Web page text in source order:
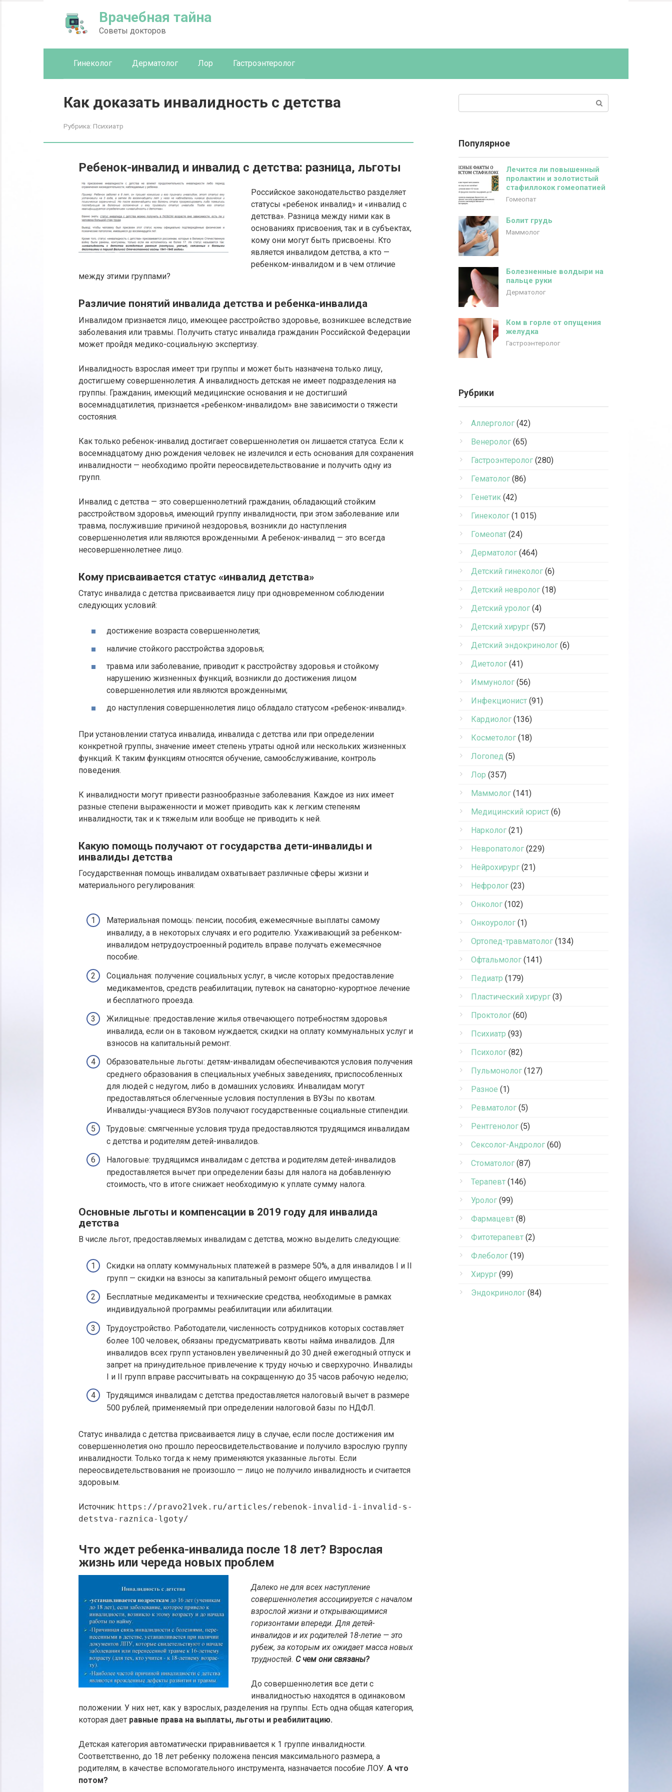
Врачебная тайна
Советы докторов
Гинеколог Дерматолог Лор Гастроэнтеролог
Как доказать инвалидность с детства
Рубрика: Психиатр
Ребенок-инвалид и инвалид с детства: разница, льготы
Российское законодательство разделяет
статусы «ребенок инвалид» и «инвалид с
детства». Разница между ними как в
основаниях присвоения, так и в субъектах,
кому они могут быть присвоены. Кто
является инвалидом детства, а кто —
ребенком-инвалидом и в чем отличие
между этими группами?
Различие понятий инвалида детства и ребенка-инвалида
Инвалидом признается лицо, имеющее расстройство здоровье, возникшее вследствие
заболевания или травмы. Получить статус инвалида гражданин Российской Федерации
может пройдя медико-социальную экспертизу.
Инвалидность взрослая имеет три группы и может быть назначена только лицу,
достигшему совершеннолетия. А инвалидность детская не имеет подразделения на
группы. Гражданин, имеющий медицинские основания и не достигший
восемнадцатилетия, признается «ребенком-инвалидом» вне зависимости о тяжести
состояния.
Как только ребенок-инвалид достигает совершеннолетия он лишается статуса. Если к
восемнадцатому дню рождения человек не излечился и есть основания для сохранения
инвалидности — необходимо пройти переосвидетельствование и получить одну из
групп.
Инвалид с детства — это совершеннолетний гражданин, обладающий стойким
расстройством здоровья, имеющий группу инвалидности, при этом заболевание или
травма, послужившие причиной нездоровья, возникли до наступления
совершеннолетия или являются врожденными. А ребенок-инвалид — это всегда
несовершеннолетнее лицо.
Кому присваивается статус «инвалид детства»
Статус инвалида с детства присваивается лицу при одновременном соблюдении
следующих условий:
достижение возраста совершеннолетия;
наличие стойкого расстройства здоровья;
травма или заболевание, приводит к расстройству здоровья и стойкому
нарушению жизненных функций, возникли до достижения лицом
совершеннолетия или являются врожденными;
до наступления совершеннолетия лицо обладало статусом «ребенок-инвалид».
При установлении статуса инвалида, инвалида с детства или при определении
конкретной группы, значение имеет степень утраты одной или нескольких жизненных
функций. К таким функциям относятся обучение, самообслуживание, контроль
поведения.
К инвалидности могут привести разнообразные заболевания. Каждое из них имеет
разные степени выраженности и может приводить как к легким степеням
инвалидности, так и к тяжелым или вообще не приводить к ней.
Какую помощь получают от государства дети-инвалиды и
инвалиды детства
Государственная помощь инвалидам охватывает различные сферы жизни и
материального регулирования:
Материальная помощь: пенсии, пособия, ежемесячные выплаты самому
инвалиду, а в некоторых случаях и его родителю. Ухаживающий за ребенком-
инвалидом нетрудоустроенный родитель вправе получать ежемесячное
пособие.
Социальная: получение социальных услуг, в числе которых предоставление
медикаментов, средств реабилитации, путевок на санаторно-курортное лечение
и бесплатного проезда.
Жилищные: предоставление жилья отвечающего потребностям здоровья
инвалида, если он в таковом нуждается; скидки на оплату коммунальных услуг и
взносов на капитальный ремонт.
Образовательные льготы: детям-инвалидам обеспечиваются условия получения
среднего образования в специальных учебных заведениях, приспособленных
для людей с недугом, либо в домашних условиях. Инвалидам могут
предоставляться облегченные условия поступления в ВУЗы по квотам.
Инвалиды-учащиеся ВУЗов получают государственные социальные стипендии.
Трудовые: смягченные условия труда предоставляются трудящимся инвалидам
с детства и родителям детей-инвалидов.
Налоговые: трудящимся инвалидам с детства и родителям детей-инвалидов
предоставляется вычет при определении базы для налога на добавленную
стоимость, что в итоге снижает необходимую к уплате сумму налога.
Основные льготы и компенсации в 2019 году для инвалида
детства
В числе льгот, предоставляемых инвалидам с детства, можно выделить следующие:
Скидки на оплату коммунальных платежей в размере 50%, а для инвалидов I и II
групп — скидки на взносы за капитальный ремонт общего имущества.
Бесплатные медикаменты и технические средства, необходимые в рамках
индивидуальной программы реабилитации или абилитации.
Трудоустройство. Работодатели, численность сотрудников которых составляет
более 100 человек, обязаны предусматривать квоты найма инвалидов. Для
инвалидов всех групп установлен увеличенный до 30 дней ежегодный отпуск и
запрет на принудительное привлечение к труду ночью и сверхурочно. Инвалиды
I и II групп вправе рассчитывать на сокращенную до 35 часов рабочую неделю;
Трудящимся инвалидам с детства предоставляется налоговый вычет в размере
500 рублей, применяемый при определении налоговой базы по НДФЛ.
Статус инвалида с детства присваивается лицу в случае, если после достижения им
совершеннолетия оно прошло переосвидетельствование и получило взрослую группу
инвалидности. Только тогда к нему применяются указанные льготы. Если
переосвидетельствования не произошло — лицо не получило инвалидность и считается
здоровым.
Источник: https://pravo21vek.ru/articles/rebenok-invalid-i-invalid-s-
detstva-raznica-lgoty/
Что ждет ребенка-инвалида после 18 лет? Взрослая
жизнь или череда новых проблем
Далеко не для всех наступление
совершеннолетия ассоциируется с началом
взрослой жизни и открывающимися
горизонтами впереди. Для детей-
инвалидов и их родителей 18-летие — это
рубеж, за которым их ожидает масса новых
трудностей. С чем они связаны?
До совершеннолетия все дети с
инвалидностью находятся в одинаковом
положении. У них нет, как у взрослых, разделения на группы. Есть одна общая категория,
которая дает равные права на выплаты, льготы и реабилитацию.
Детская категория автоматически приравнивается к 1 группе инвалидности.
Соответственно, до 18 лет ребенку положена пенсия максимального размера, а
родителям, в качестве вспомогательного инструмента, назначается пособие ЛОУ. А что
потом?
Популярное
Лечится ли повышенный
пролактин и золотистый
стафиллокок гомеопатией
Гомеопат
Болит грудь
Маммолог
Болезненные волдыри на
пальце руки
Дерматолог
Ком в горле от опущения
желудка
Гастроэнтеролог
Рубрики
Аллерголог (42)
Венеролог (65)
Гастроэнтеролог (280)
Гематолог (86)
Генетик (42)
Гинеколог (1 015)
Гомеопат (24)
Дерматолог (464)
Детский гинеколог (6)
Детский невролог (18)
Детский уролог (4)
Детский хирург (57)
Детский эндокринолог (6)
Диетолог (41)
Иммунолог (56)
Инфекционист (91)
Кардиолог (136)
Косметолог (18)
Логопед (5)
Лор (357)
Маммолог (141)
Медицинский юрист (6)
Нарколог (21)
Невропатолог (229)
Нейрохирург (21)
Нефролог (23)
Онколог (102)
Онкоуролог (1)
Ортопед-травматолог (134)
Офтальмолог (141)
Педиатр (179)
Пластический хирург (3)
Проктолог (60)
Психиатр (93)
Психолог (82)
Пульмонолог (127)
Разное (1)
Ревматолог (5)
Рентгенолог (5)
Сексолог-Андролог (60)
Стоматолог (87)
Терапевт (146)
Уролог (99)
Фармацевт (8)
Фитотерапевт (2)
Флеболог (19)
Хирург (99)
Эндокринолог (84)